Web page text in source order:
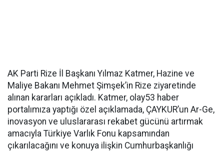
AK Parti Rize İl Başkanı Yılmaz Katmer, Hazine ve
Maliye Bakanı Mehmet Şimşek’in Rize ziyaretinde
alınan kararları açıkladı. Katmer, olay53 haber
portalımıza yaptığı özel açıklamada, ÇAYKUR’un Ar-Ge,
inovasyon ve uluslararası rekabet gücünü artırmak
amacıyla Türkiye Varlık Fonu kapsamından
çıkarılacağını ve konuya ilişkin Cumhurbaşkanlığı